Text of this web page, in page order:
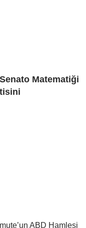
Matematiği
ABD Hamlesi